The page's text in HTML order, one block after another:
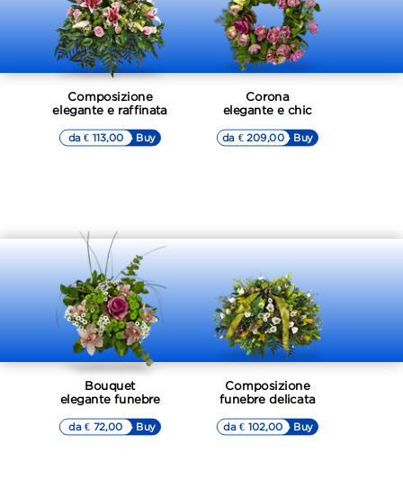
Composizione
elegante e raffinata
▷▷ Buy
da € 113,00
Corona
elegante e chic
▷▷ Buy
da € 209,00
Bouquet
elegante funebre
▷▷ Buy
da € 72,00
Composizione
funebre delicata
▷▷ Buy
da € 102,00